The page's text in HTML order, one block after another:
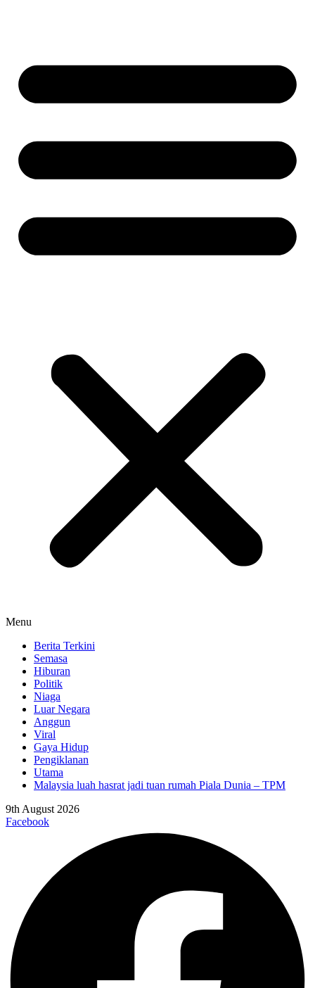
Menu
Berita Terkini
Semasa
Hiburan
Politik
Niaga
Luar Negara
Anggun
Viral
Gaya Hidup
Pengiklanan
Utama
Malaysia luah hasrat jadi tuan rumah Piala Dunia – TPM
9th August 2026
Facebook